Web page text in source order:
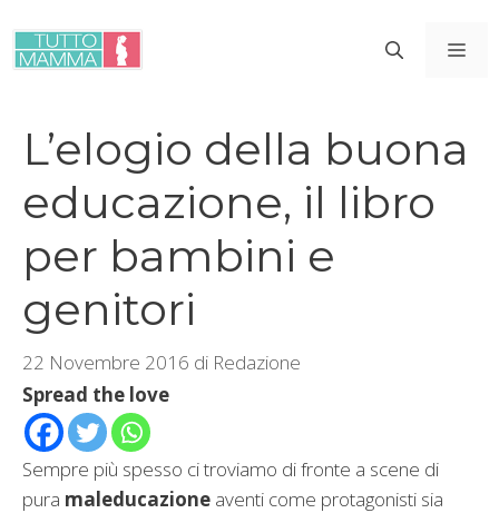
contenuto
L’elogio della buona
educazione, il libro
per bambini e
genitori
22 Novembre 2016 di Redazione
Spread the love
Sempre più spesso ci troviamo di fronte a scene di
pura maleducazione aventi come protagonisti sia